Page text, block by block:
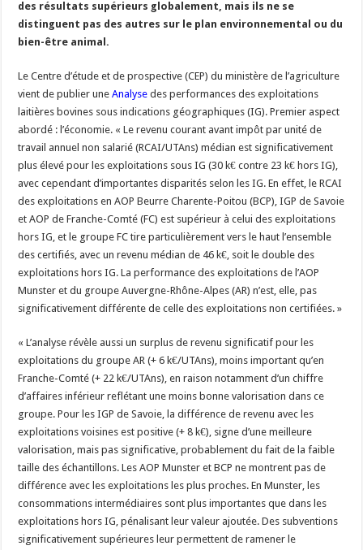
Un été fructueux pour Lactalis
des résultats supérieurs globalement, mais ils ne se
distinguent pas des autres sur le plan environnemental ou du
bien-être animal.
Le Centre d’étude et de prospective (CEP) du ministère de l’agriculture
vient de publier uneAnalyse des performances des exploitations
laitières bovines sous indications géographiques (IG). Premier aspect
abordé : l’économie. « Le revenu courant avant impôt par unité de
travail annuel non salarié (RCAI/UTAns) médian est significativement
plus élevé pour les exploitations sous IG (30 k€ contre 23 k€ hors IG),
avec cependant d’importantes disparités selon les IG. En effet, le RCAI
des exploitations en AOP Beurre Charente-Poitou (BCP), IGP de Savoie
et AOP de Franche-Comté (FC) est supérieur à celui des exploitations
hors IG, et le groupe FC tire particulièrement vers le haut l’ensemble
des certifiés, avec un revenu médian de 46 k€, soit le double des
exploitations hors IG. La performance des exploitations de l’AOP
Munster et du groupe Auvergne-Rhône-Alpes (AR) n’est, elle, pas
significativement différente de celle des exploitations non certifiées. »
« L’analyse révèle aussi un surplus de revenu significatif pour les
exploitations du groupe AR (+ 6 k€/UTAns), moins important qu’en
Franche-Comté (+ 22 k€/UTAns), en raison notamment d’un chiffre
d’affaires inférieur reflétant une moins bonne valorisation dans ce
groupe. Pour les IGP de Savoie, la différence de revenu avec les
exploitations voisines est positive (+ 8 k€), signe d’une meilleure
valorisation, mais pas significative, probablement du fait de la faible
taille des échantillons. Les AOP Munster et BCP ne montrent pas de
différence avec les exploitations les plus proches. En Munster, les
consommations intermédiaires sont plus importantes que dans les
exploitations hors IG, pénalisant leur valeur ajoutée. Des subventions
significativement supérieures leur permettent de ramener le